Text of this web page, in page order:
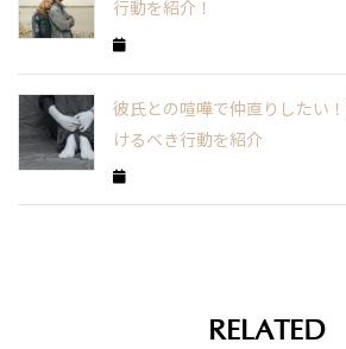
行動を紹介！
彼氏との喧嘩で仲直りしたい
けるべき行動を紹介
RELATED